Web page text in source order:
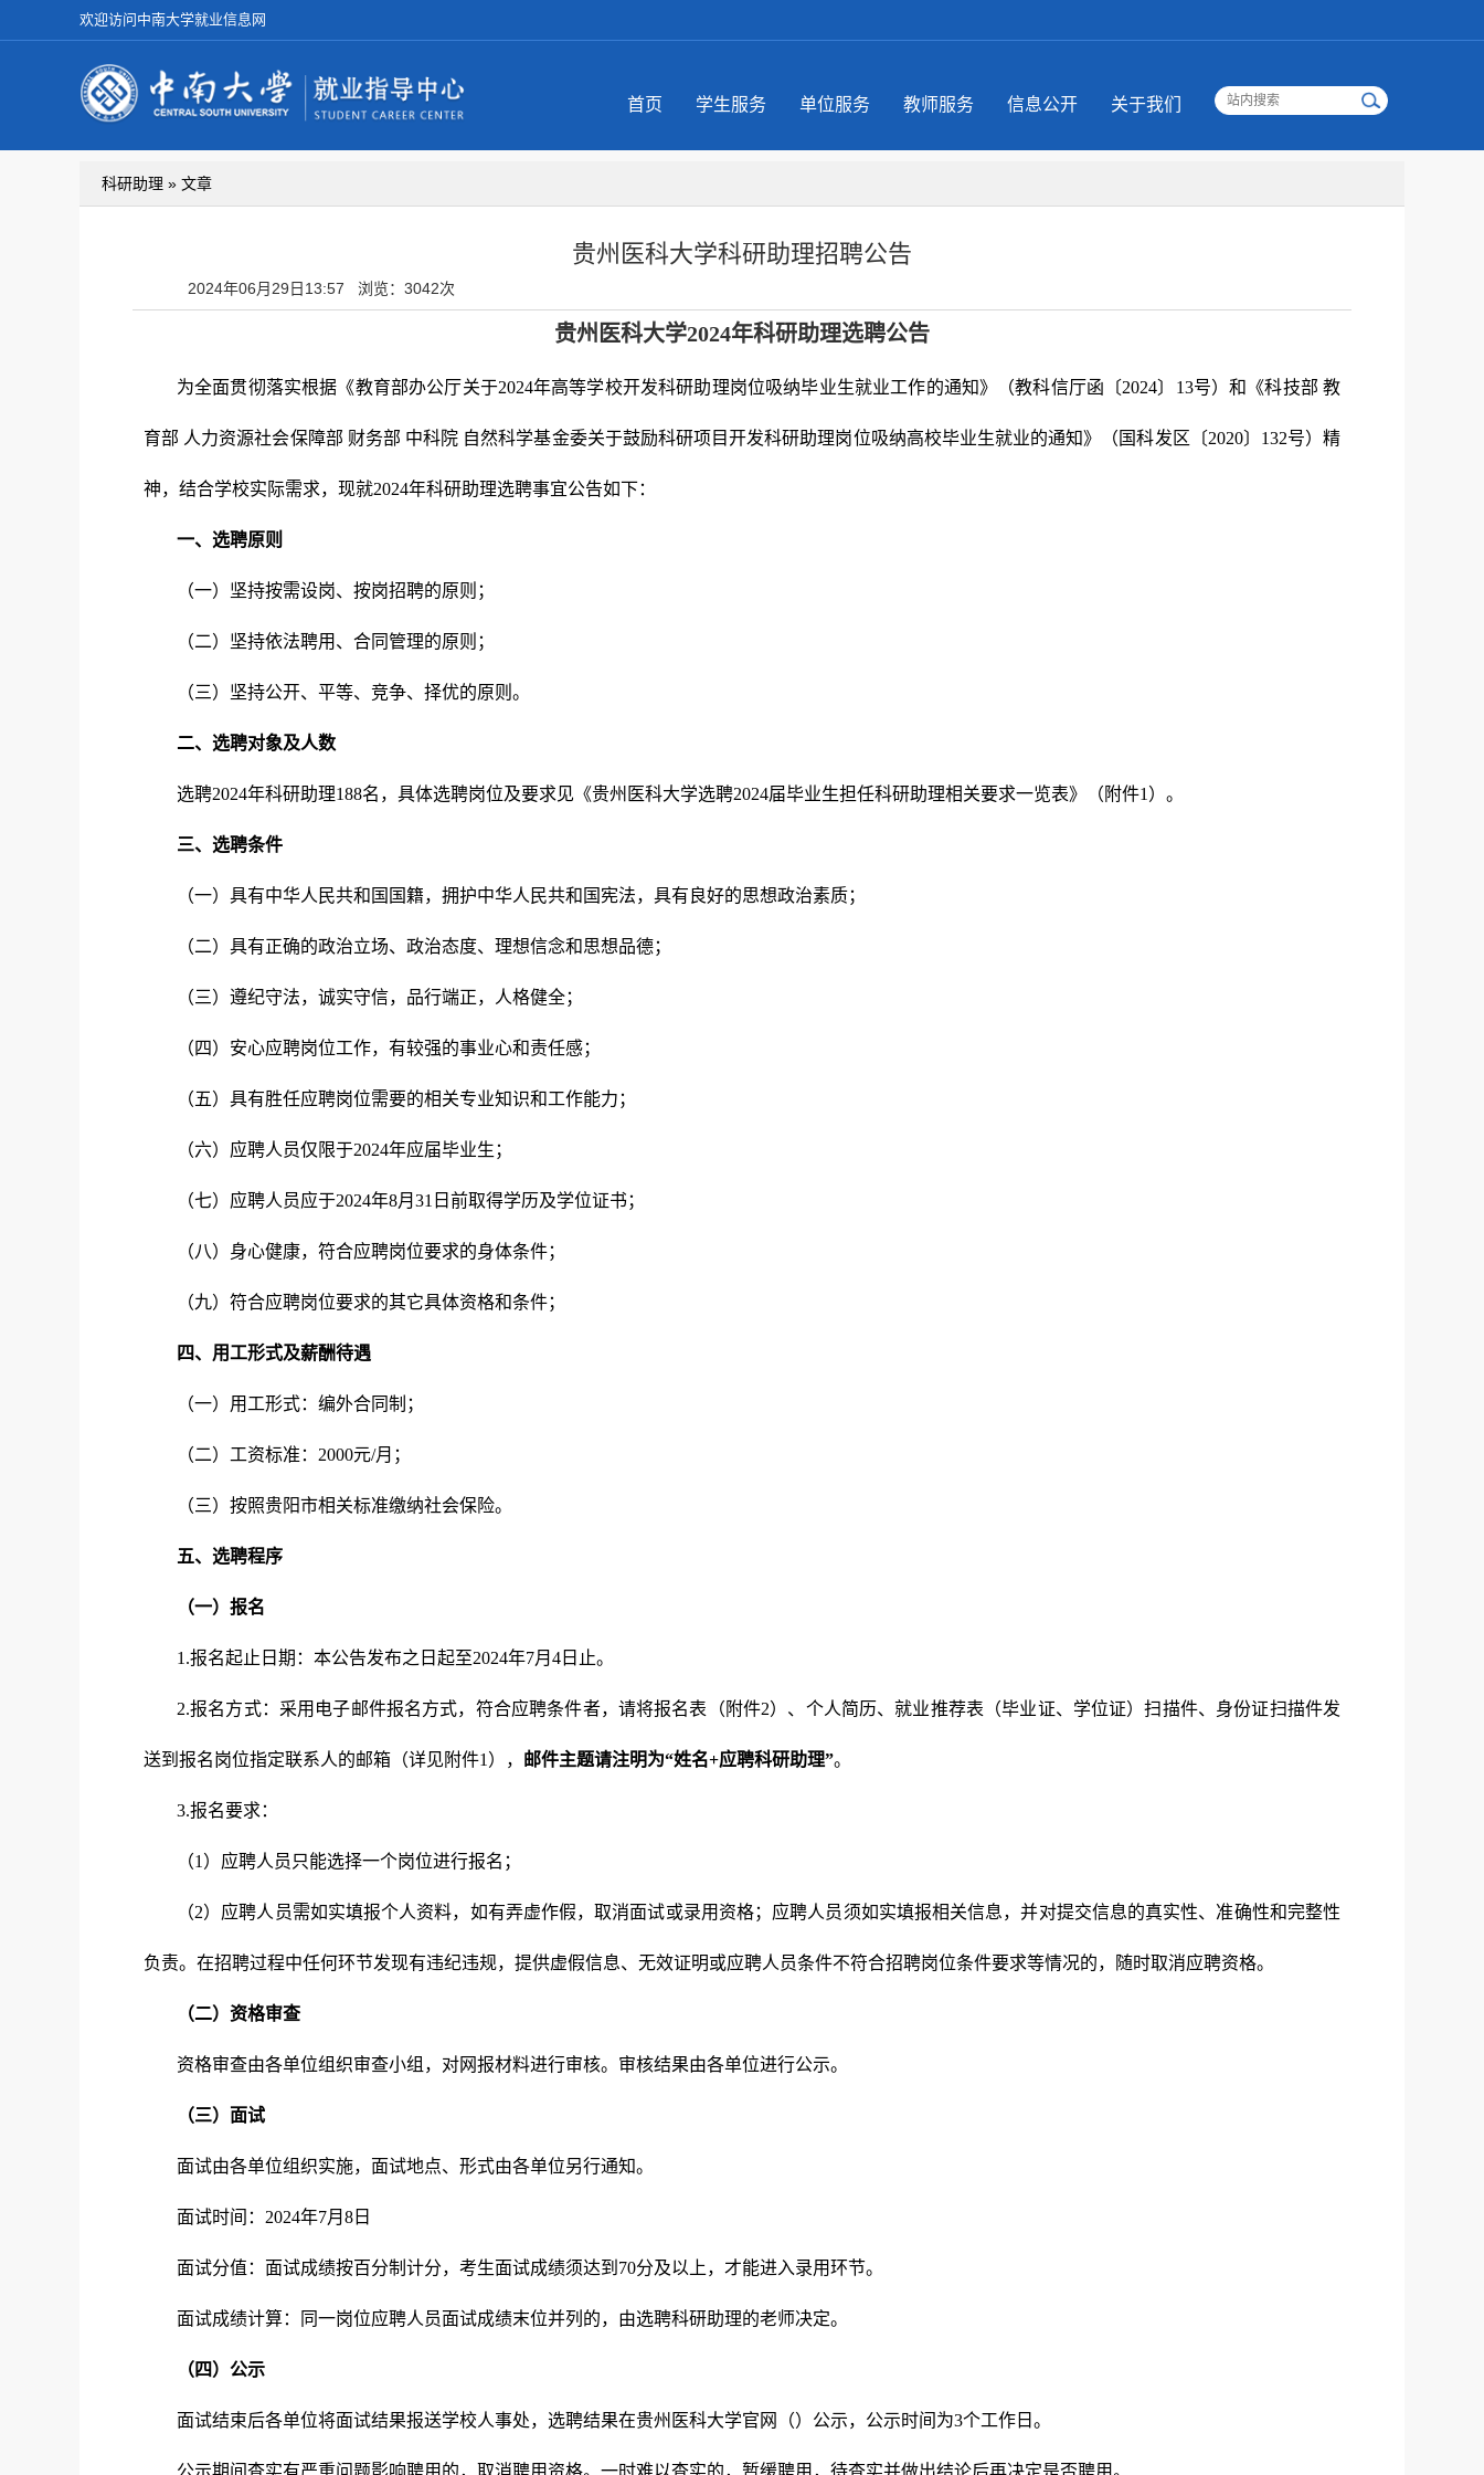
欢迎访问中南大学就业信息网
首页 学生服务 单位服务 教师服务 信息公开 关于我们
科研助理 » 文章
贵州医科大学科研助理招聘公告
2024年06月29日13:57 浏览：3042次
贵州医科大学2024年科研助理选聘公告
为全面贯彻落实根据《教育部办公厅关于2024年高等学校开发科研助理岗位吸纳毕业生就业工作的通知》（教科信厅函〔2024〕13号）和《科技部 教
育部 人力资源社会保障部 财务部 中科院 自然科学基金委关于鼓励科研项目开发科研助理岗位吸纳高校毕业生就业的通知》（国科发区〔2020〕132号）精
神，结合学校实际需求，现就2024年科研助理选聘事宜公告如下：
一、选聘原则
（一）坚持按需设岗、按岗招聘的原则；
（二）坚持依法聘用、合同管理的原则；
（三）坚持公开、平等、竞争、择优的原则。
二、选聘对象及人数
选聘2024年科研助理188名，具体选聘岗位及要求见《贵州医科大学选聘2024届毕业生担任科研助理相关要求一览表》（附件1）。
三、选聘条件
（一）具有中华人民共和国国籍，拥护中华人民共和国宪法，具有良好的思想政治素质；
（二）具有正确的政治立场、政治态度、理想信念和思想品德；
（三）遵纪守法，诚实守信，品行端正，人格健全；
（四）安心应聘岗位工作，有较强的事业心和责任感；
（五）具有胜任应聘岗位需要的相关专业知识和工作能力；
（六）应聘人员仅限于2024年应届毕业生；
（七）应聘人员应于2024年8月31日前取得学历及学位证书；
（八）身心健康，符合应聘岗位要求的身体条件；
（九）符合应聘岗位要求的其它具体资格和条件；
四、 用工形式及薪酬待遇
（一）用工形式：编外合同制；
（二）工资标准：2000元/月；
（三）按照贵阳市相关标准缴纳社会保险。
五、选聘程序
（一）报名
1.报名起止日期：本公告发布之日起至2024年7月4日止。
2.报名方式：采用电子邮件报名方式，符合应聘条件者，请将报名表（附件2）、个人简历、就业推荐表（毕业证、学位证）扫描件、身份证扫描件发
送到报名岗位指定联系人的邮箱（详见附件1）， 邮件主题请注明为“姓名+应聘科研助理”。
3.报名要求：
（1）应聘人员只能选择一个岗位进行报名；
（2）应聘人员需如实填报个人资料，如有弄虚作假，取消面试或录用资格；应聘人员须如实填报相关信息，并对提交信息的真实性、准确性和完整性
负责。在招聘过程中任何环节发现有违纪违规，提供虚假信息、无效证明或应聘人员条件不符合招聘岗位条件要求等情况的，随时取消应聘资格。
（二）资格审查
资格审查由各单位组织审查小组，对网报材料进行审核。审核结果由各单位进行公示。
（三） 面试
面试由各单位组织实施，面试地点、形式由各单位另行通知。
面试时间：2024年7月8日
面试分值：面试成绩按百分制计分，考生面试成绩须达到70分及以上，才能进入录用环节。
面试成绩计算：同一岗位应聘人员面试成绩末位并列的，由选聘科研助理的老师决定。
（ 四） 公示
面试结束后各单位将面试结果报送学校人事处，选聘结果在贵州医科大学官网（）公示，公示时间为3个工作日。
公示期间查实有严重问题影响聘用的，取消聘用资格。一时难以查实的，暂缓聘用，待查实并做出结论后再决定是否聘用。